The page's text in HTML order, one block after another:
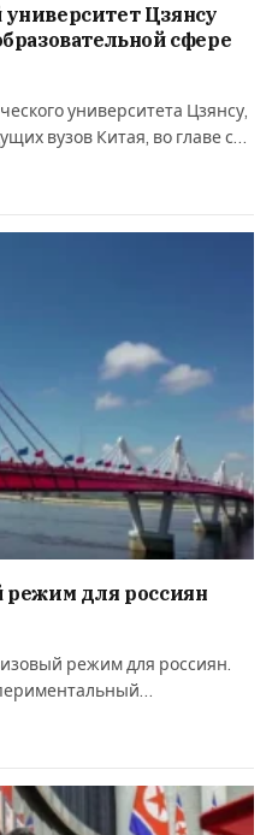
Цзянсу
сфере
университета Цзянсу,
вузов Китая, во главе с…
режим для россиян
режим для россиян.